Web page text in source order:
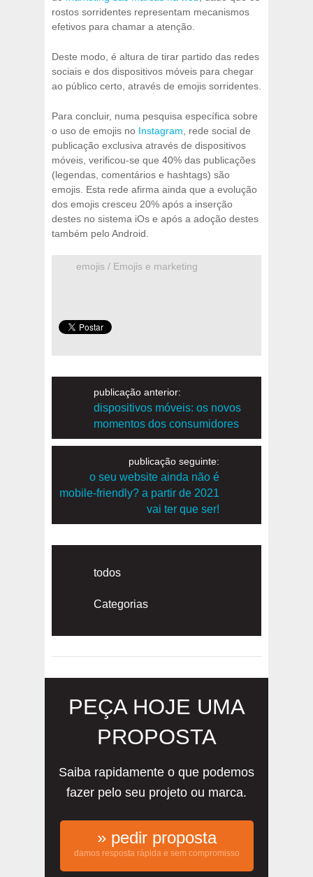
rostos sorridentes representam mecanismos
efetivos para chamar a atenção.
Deste modo, é altura de tirar partido das redes
sociais e dos dispositivos móveis para chegar
ao público certo, através de emojis sorridentes.
Para concluir, numa pesquisa específica sobre
o uso de emojis no Instagram , rede social de
publicação exclusiva através de dispositivos
móveis, verificou-se que 40% das publicações
(legendas, comentários e hashtags) são
emojis. Esta rede afirma ainda que a evolução
dos emojis cresceu 20% após a inserção
destes no sistema iOs e após a adoção destes
também pelo Android.
emojis / Emojis e marketing
publicação anterior:
dispositivos móveis: os novos
momentos dos consumidores
publicação seguinte:
o seu website ainda não é
mobile-friendly? a partir de 2021
vai ter que ser!
todos
Categorias
PEÇA HOJE UMA
PROPOSTA
Saiba rapidamente o que podemos
fazer pelo seu projeto ou marca.
» pedir proposta
damos resposta rápida e sem compromisso